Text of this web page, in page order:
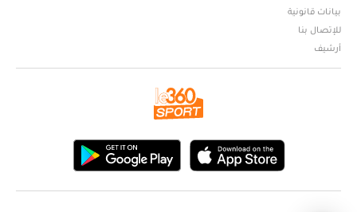
بيانات قانونية
للإتصال بنا
أرشيف